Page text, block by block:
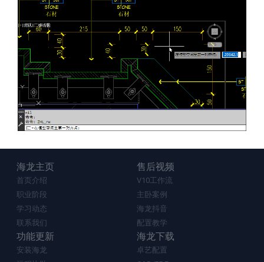
海龙主页
首页介绍
职业阶段
学习动态
联系我们
售后视频
V10工作流
主卧案例
海龙抖音
配置教学
功能更新
安装海龙
海龙下载
卓艺配置